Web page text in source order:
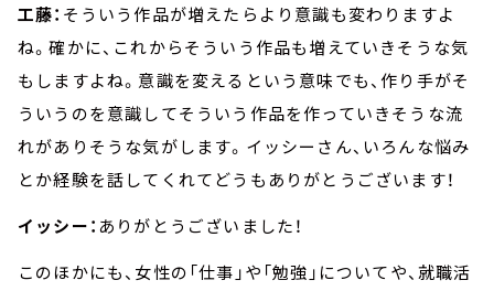
工藤： そういう作品が増えたらより意識も変わりますよ
ね。確かに、これからそういう作品も増えていきそうな気
もしますよね。意識を変えるという意味でも、作り手がそ
ういうのを意識してそういう作品を作っていきそうな流
れがありそうな気がします。イッシーさん、いろんな悩み
とか経験を話してくれてどうもありがとうございます！
イッシー： ありがとうございました！
このほかにも、女性の「仕事」や「勉強」についてや、就職活